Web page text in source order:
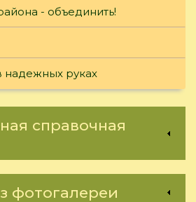
- объединить!
руках
справочная
фотогалереи